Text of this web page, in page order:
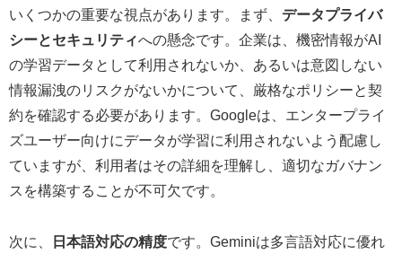
いくつかの重要な視点があります。まず、 データプライバ
シーとセキュリティへの懸念です。企業は、機密情報がAI
の学習データとして利用されないか、あるいは意図しない
情報漏洩のリスクがないかについて、厳格なポリシーと契
約を確認する必要があります。Googleは、エンタープライ
ズユーザー向けにデータが学習に利用されないよう配慮し
ていますが、利用者はその詳細を理解し、適切なガバナン
スを構築することが不可欠です。
次に、 日本語対応の精度です。Geminiは多言語対応に優れ